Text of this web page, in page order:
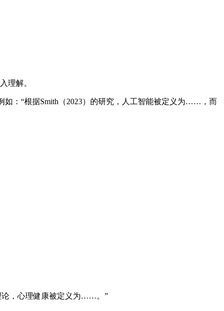
理解。
如：“根据Smith（2023）的研究，人工智能被定义为……，而
论，心理健康被定义为……。”